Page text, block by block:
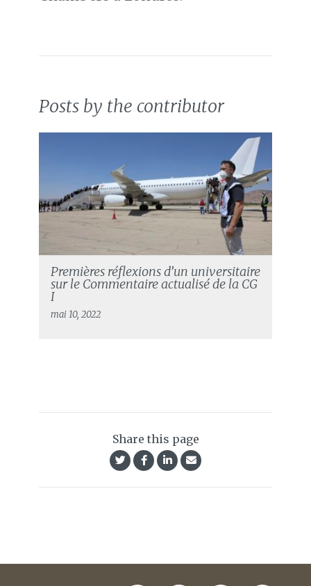
Posts by the contributor
Premières réflexions d’un universitaire
sur le Commentaire actualisé de la CG
I
mai 10, 2022
Share this page